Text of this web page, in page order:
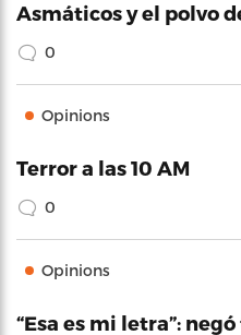
Asmáticos y el polvo
0
Opinions
Terror a las 10 AM
0
Opinions
“Esa es mi letra”: